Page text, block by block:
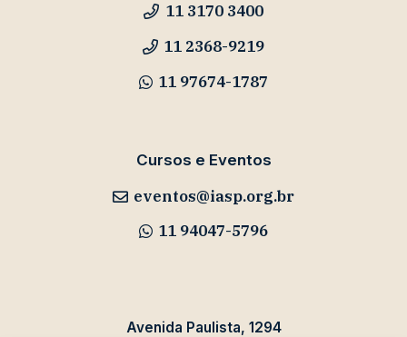
11 3170 3400
11 2368-9219
11 97674-1787
Cursos e Eventos
eventos@iasp.org.br
11 94047-5796
Avenida Paulista, 1294